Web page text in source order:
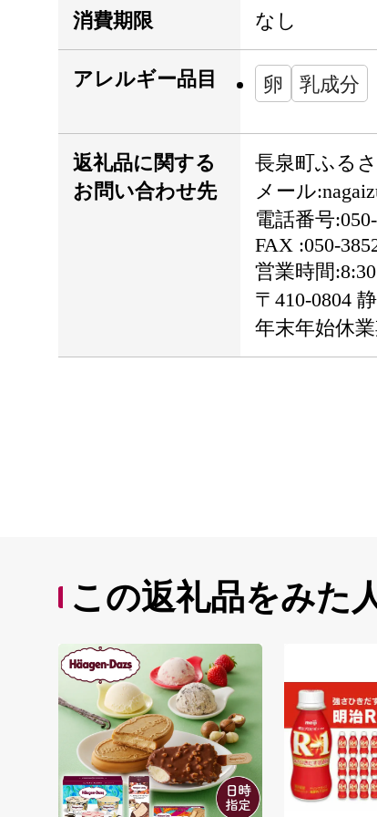
消費期限 なし
アレルギー品目 卵 乳成分
返礼品に関する
お問い合わせ先
長泉町ふる
メール
電話番号
FAX :050-
営業時間
〒410-0804
年末年始休
この返礼品をみた